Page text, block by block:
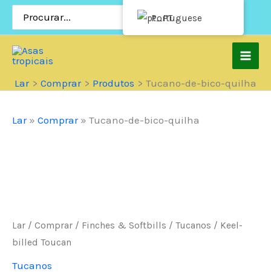
Pular
conteúdo
Lar Comprar Produtos Tucano-de-bico-quilha
Lar» Comprar» Tucano-de-bico-quilha
Lar / Comprar / Finches & Softbills / Tucanos / Keel-
billed Toucan
Tucanos
Portuguese